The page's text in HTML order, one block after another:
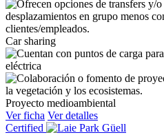
Car sharing
eléctrica
Proyecto medioambiental
Ver ficha Ver detalles
Certified